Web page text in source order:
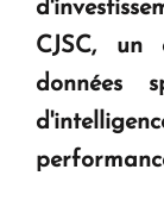
en Arménie
Le premier
ouvrira ses
CJSC, un
données